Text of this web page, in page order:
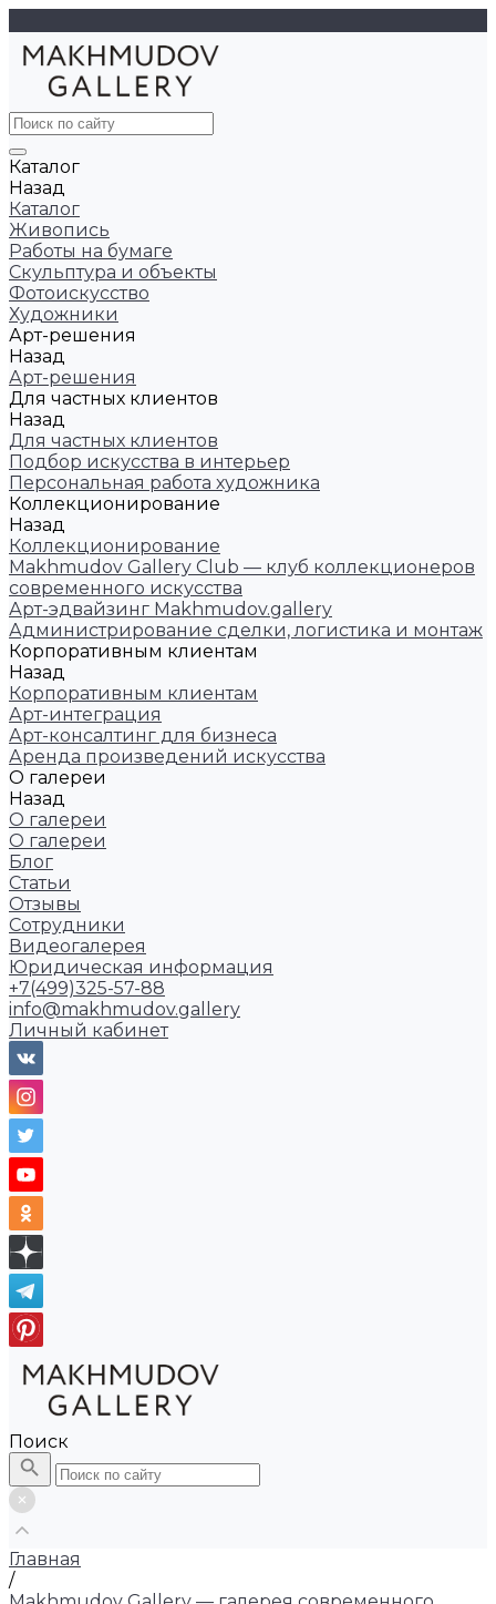
Каталог
Назад
Каталог
Живопись
Работы на бумаге
Скульптура и объекты
Фотоискусство
Художники
Арт-решения
Назад
Арт-решения
Для частных клиентов
Назад
Для частных клиентов
Подбор искусства в интерьер
Персональная работа художника
Коллекционирование
Назад
Коллекционирование
Makhmudov Gallery Club — клуб коллекционеров
современного искусства
Арт-эдвайзинг Makhmudov.gallery
Администрирование сделки, логистика и монтаж
Корпоративным клиентам
Назад
Корпоративным клиентам
Арт-интеграция
Арт-консалтинг для бизнеса
Аренда произведений искусства
О галереи
Назад
О галереи
О галереи
Блог
Статьи
Отзывы
Сотрудники
Видеогалерея
Юридическая информация
+7(499)325-57-88
info@makhmudov.gallery
Личный кабинет
Поиск
Главная
/